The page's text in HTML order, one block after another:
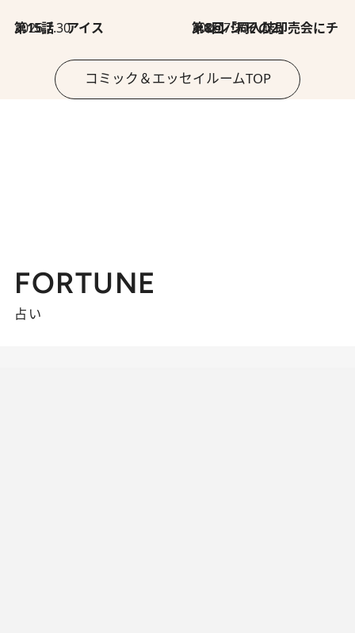
2026.7.30
第15話 アイス 2026.7.30
第8回「同人誌即売会にチャレンジ その2」
コミック＆エッセイルームTOP
FORTUNE
占い